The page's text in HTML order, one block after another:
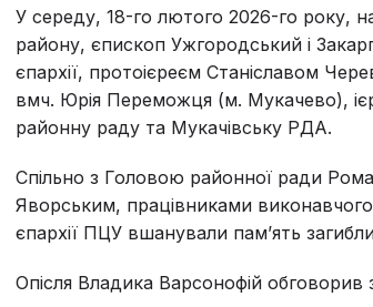
У середу, 18-го лютого 2026-го року,
району, єпископ Ужгородський і
єпархії, протоієреєм Станіславом
вмч. Юрія Переможця (м. Мукачево),
районну раду та Мукачівську РДА.
Спільно з Головою районної ради
Яворським, працівниками
єпархії ПЦУ вшанували памʼять
Опісля Владика Варсонофій обговорив